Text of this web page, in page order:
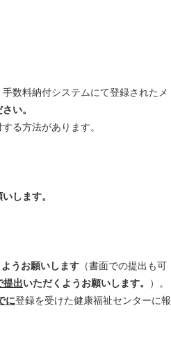
数料納付システムにて登録されたメ
い。
る方法があります。
します。
うお願いします （書面での提出も可
提出いただくようお願いします。
）。
に登録を受けた健康福祉センターに報